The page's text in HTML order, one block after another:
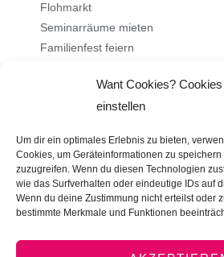
Want Cookies? Cookies
einstellen
Um dir ein optimales Erlebnis zu bieten,
Cookies, um Geräteinformationen zu
zuzugreifen. Wenn du diesen Technologien
wie das Surfverhalten oder eindeutige IDs auf
Wenn du deine Zustimmung nicht erteilst oder
bestimmte Merkmale und Funktionen
Flohmarkt
Seminarräume mieten
Familienfest feiern
Ehrenamt
Stellenangebote
Kontakt
Impressum
Datenschutz